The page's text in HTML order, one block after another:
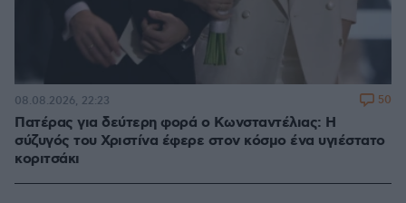
Πατέρας για δεύτερη φορά ο Κωνσταντέλιας: Η
σύζυγός του Χριστίνα έφερε στον κόσμο ένα υγιέστατο
κοριτσάκι
08.08.2026, 22:23 50